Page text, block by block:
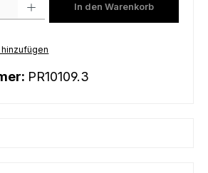
In den Warenkorb
PR10109.3